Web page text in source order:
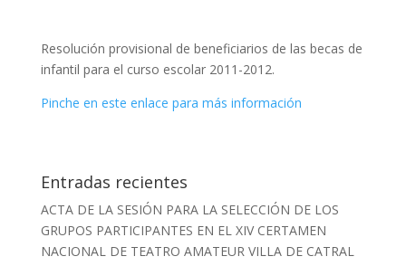
Resolución provisional de beneficiarios de las becas de
infantil para el curso escolar 2011-2012.
Pinche en este enlace para más información
Entradas recientes
ACTA DE LA SESIÓN PARA LA SELECCIÓN DE LOS
GRUPOS PARTICIPANTES EN EL XIV CERTAMEN
NACIONAL DE TEATRO AMATEUR VILLA DE CATRAL